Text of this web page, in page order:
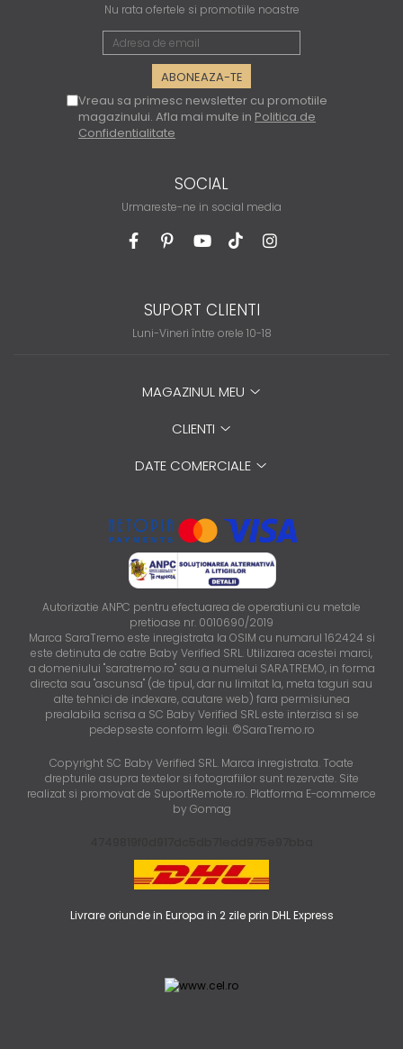
Nu rata ofertele si promotiile noastre
Vreau sa primesc newsletter cu promotiile
magazinului. Afla mai multe in Politica de
Confidentialitate
SOCIAL
Urmareste-ne in social media
SUPORT CLIENTI
Luni-Vineri între orele 10-18
MAGAZINUL MEU
CLIENTI
DATE COMERCIALE
Autorizatie ANPC pentru efectuarea de operatiuni cu metale
pretioase nr. 0010690/2019
Marca SaraTremo este inregistrata la OSIM cu numarul 162424 si
este detinuta de catre Baby Verified SRL. Utilizarea acestei marci,
a domeniului "saratremo.ro" sau a numelui SARATREMO, in forma
directa sau "ascunsa" (de tipul, dar nu limitat la, meta taguri sau
alte tehnici de indexare, cautare web) fara permisiunea
prealabila scrisa a SC Baby Verified SRL este interzisa si se
pedepseste conform legii. ©SaraTremo.ro
Copyright SC Baby Verified SRL. Marca inregistrata. Toate
drepturile asupra textelor si fotografiilor sunt rezervate. Site
realizat si promovat de SuportRemote.ro. Platforma E-commerce
by Gomag
Livrare oriunde in Europa in 2 zile prin DHL Express